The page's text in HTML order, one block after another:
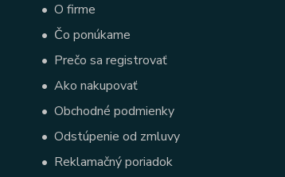
• O firme
• Čo ponúkame
• Prečo sa registrovať
• Ako nakupovať
• Obchodné podmienky
• Odstúpenie od zmluvy
• Reklamačný poriadok